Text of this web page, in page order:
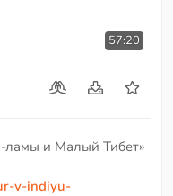
57:20
ламы и Малый Тибет»
v-indiyu-